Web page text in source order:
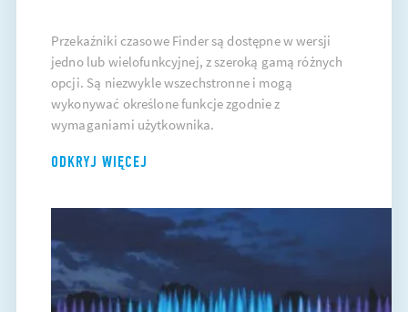
Przekaźniki czasowe Finder są dostępne w wersji
jedno lub wielofunkcyjnej, z szeroką gamą różnych
opcji. Są niezwykle wszechstronne i mogą
wykonywać określone funkcje zgodnie z
wymaganiami użytkownika.
ODKRYJ WIĘCEJ